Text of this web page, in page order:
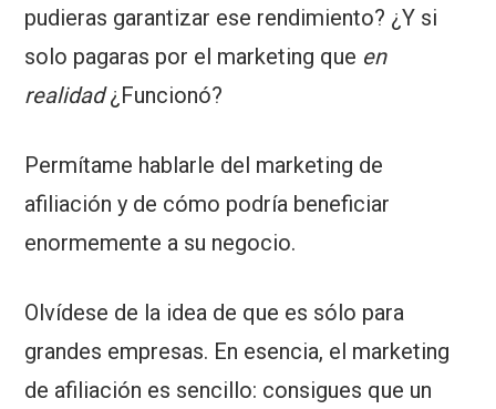
pudieras garantizar ese rendimiento? ¿Y si
solo pagaras por el marketing que en
realidad¿Funcionó?
Permítame hablarle del marketing de
afiliación y de cómo podría beneficiar
enormemente a su negocio.
Olvídese de la idea de que es sólo para
grandes empresas. En esencia, el marketing
de afiliación es sencillo: consigues que un